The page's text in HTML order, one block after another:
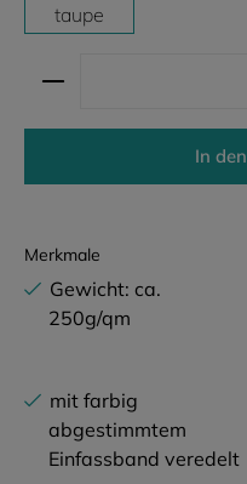
taupe
Produkt Anzahl:
In
Merkmale
Gewicht: ca.
250g/qm
mit farbig
abgestimmtem
Einfassband veredelt